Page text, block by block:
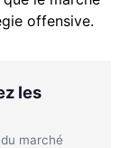
offensive.
les
marché